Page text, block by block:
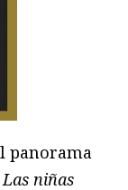
panorama
Las niñas